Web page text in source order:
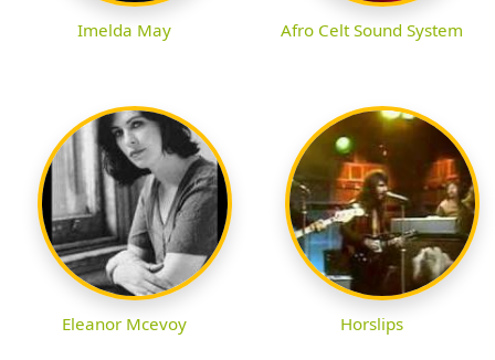
Imelda May Afro Celt Sound System
Eleanor Mcevoy Horslips